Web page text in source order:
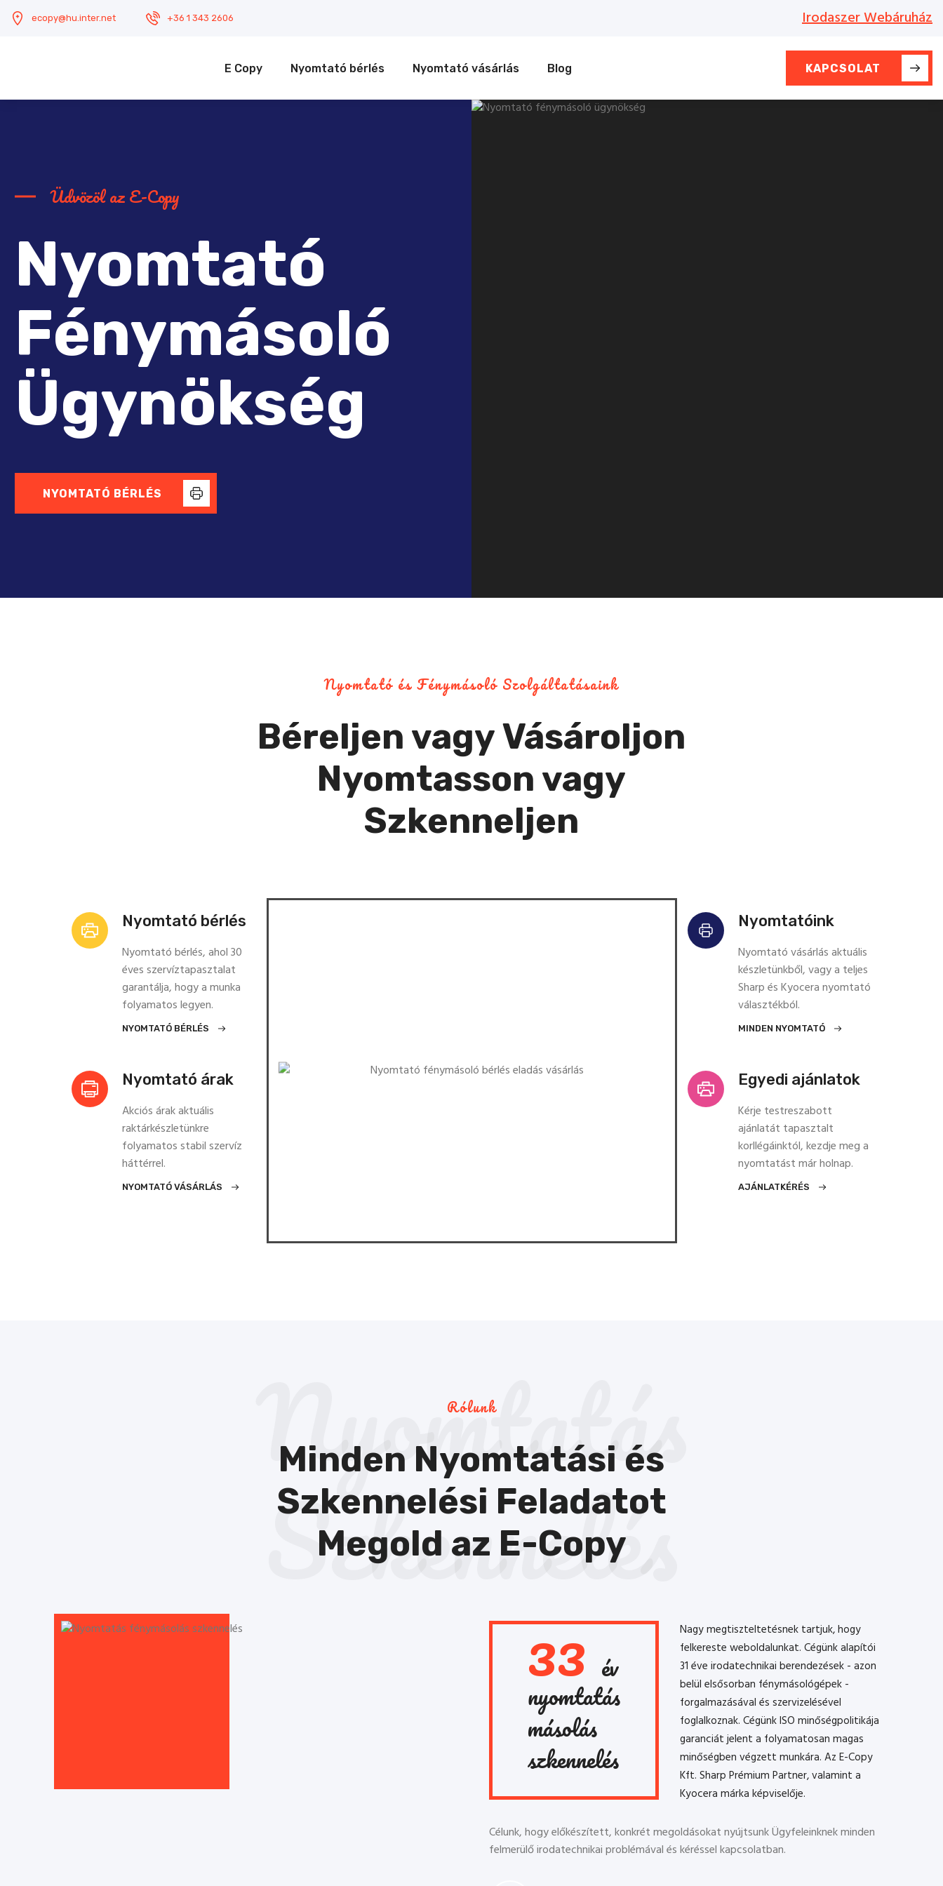
ecopy@hu.inter.net +36 1 343 2606 Irodaszer Webáruház
E Copy Nyomtató bérlés Nyomtató vásárlás Blog KAPCSOLAT
Üdvözöl az E-Copy
Nyomtató
Fénymásoló
Ügynökség
NYOMTATÓ BÉRLÉS
Nyomtató és Fénymásoló Szolgáltatásaink
Béreljen vagy Vásároljon
Nyomtasson vagy
Szkenneljen
Nyomtató bérlés
Nyomtató bérlés, ahol 30
éves szervíztapasztalat
garantálja, hogy a munka
folyamatos legyen.
NYOMTATÓ BÉRLÉS
Nyomtató árak
Akciós árak aktuális
raktárkészletünkre
folyamatos stabil szervíz
háttérrel.
NYOMTATÓ VÁSÁRLÁS
Nyomtatóink
Nyomtató vásárlás aktuális
készletünkből, vagy a teljes
Sharp és Kyocera nyomtató
választékból.
MINDEN NYOMTATÓ
Egyedi ajánlatok
Kérje testreszabott
ajánlatát tapasztalt
korllégáinktól, kezdje meg a
nyomtatást már holnap.
AJÁNLATKÉRÉS
Nyomtatás
Szkennelés
Rólunk
Minden Nyomtatási és
Szkennelési Feladatot
Megold az E-Copy
33év
nyomtatás
másolás
szkennelés
Nagy megtiszteltetésnek tartjuk, hogy
felkereste weboldalunkat. Cégünk alapítói
31 éve irodatechnikai berendezések - azon
belül elsősorban fénymásológépek -
forgalmazásával és szervizelésével
foglalkoznak. Cégünk ISO minőségpolitikája
garanciát jelent a folyamatosan magas
minőségben végzett munkára. Az E-Copy
Kft. Sharp Prémium Partner, valamint a
Kyocera márka képviselője.
Célunk, hogy előkészített, konkrét megoldásokat nyújtsunk Ügyfeleinknek minden
felmerülő irodatechnikai problémával és kéréssel kapcsolatban.